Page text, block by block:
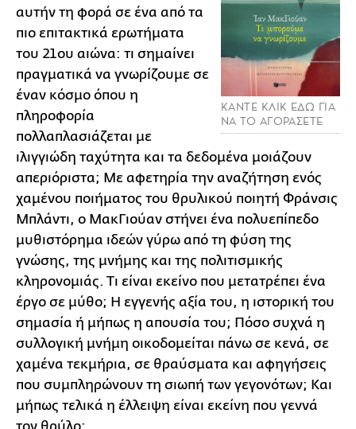
ΚΑΝΤΕ ΚΛΙΚ ΕΔΩ ΓΙΑ
ΝΑ ΤΟ ΑΓΟΡΑΣΕΤΕ
αυτήν τη φορά σε ένα από τα
πιο επιτακτικά ερωτήματα
του 21ου αιώνα: τι σημαίνει
πραγματικά να γνωρίζουμε σε
έναν κόσμο όπου η
πληροφορία
πολλαπλασιάζεται με
ιλιγγιώδη ταχύτητα και τα δεδομένα μοιάζουν
απεριόριστα; Με αφετηρία την αναζήτηση ενός
χαμένου ποιήματος του θρυλικού ποιητή Φράνσις
Μπλάντι, ο ΜακΓιούαν στήνει ένα πολυεπίπεδο
μυθιστόρημα ιδεών γύρω από τη φύση της
γνώσης, της μνήμης και της πολιτισμικής
κληρονομιάς. Τι είναι εκείνο που μετατρέπει ένα
έργο σε μύθο; Η εγγενής αξία του, η ιστορική του
σημασία ή μήπως η απουσία του; Πόσο συχνά η
συλλογική μνήμη οικοδομείται πάνω σε κενά, σε
χαμένα τεκμήρια, σε θραύσματα και αφηγήσεις
που συμπληρώνουν τη σιωπή των γεγονότων; Και
μήπως τελικά η έλλειψη είναι εκείνη που γεννά